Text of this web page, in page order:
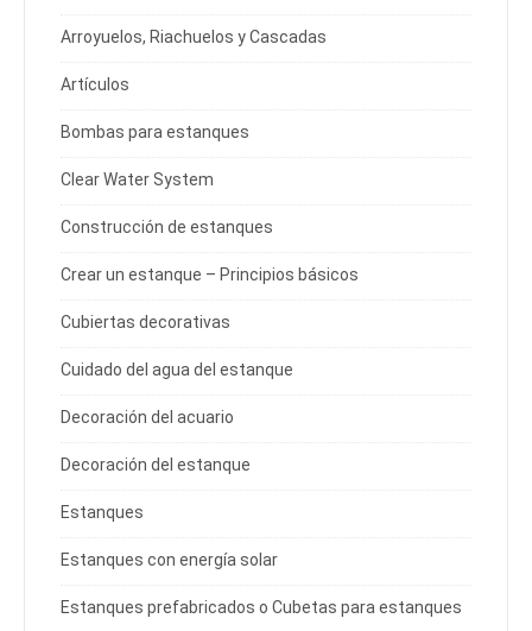
Arroyuelos, Riachuelos y Cascadas
Artículos
Bombas para estanques
Clear Water System
Construcción de estanques
Crear un estanque – Principios básicos
Cubiertas decorativas
Cuidado del agua del estanque
Decoración del acuario
Decoración del estanque
Estanques
Estanques con energía solar
Estanques prefabricados o Cubetas para estanques